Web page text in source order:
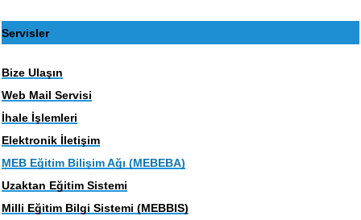
Servisler
Bize Ulaşın
Web Mail Servisi
İhale İşlemleri
Elektronik İletişim
MEB Eğitim Bilişim Ağı (MEBEBA)
Uzaktan Eğitim Sistemi
Milli Eğitim Bilgi Sistemi (MEBBIS)